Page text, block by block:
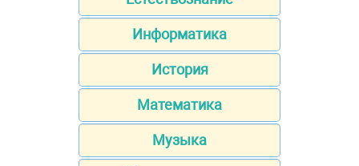
Информатика
История
Математика
Музыка